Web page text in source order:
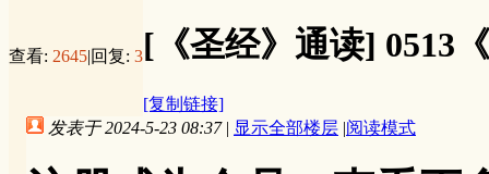
查看: 2645|回复: 3[《圣经》通读] 0513
[复制链接]
发表于 2024-5-23 08:37 | 显示全部楼层 |阅读模式